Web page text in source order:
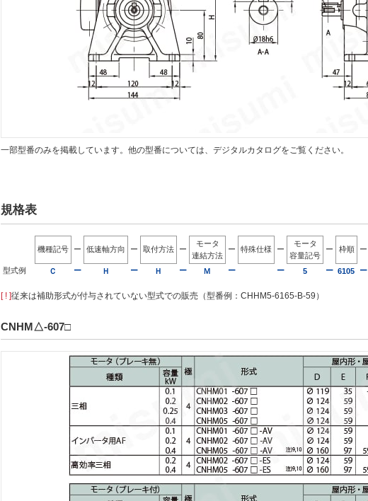
一部型番のみを掲載しています。他の型番については、デジタルカタログをご覧ください。
規格表
機種記号 ー 低速軸方向 ー 取付方法 ー
モータ
連結方法
ー 特殊仕様 ー
モータ
容量記号
ー 枠順 ー
型式例 Ｃ ー Ｈ ー Ｈ ー Ｍ ー ー 5 ー 6105 ー
[ ! ]従来は補助形式が付与されていない型式での販売（型番例：CHHM5-6165-B-59）
CNHM△-607□